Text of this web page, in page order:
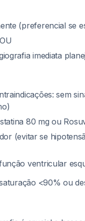
(preferencial se
imediata
sem
80 mg ou
(evitar se
ventricular
<90% ou